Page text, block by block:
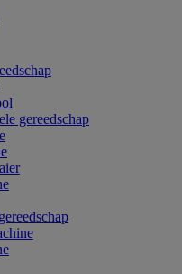
gereedschap